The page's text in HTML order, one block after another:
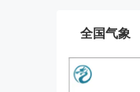
全国气象